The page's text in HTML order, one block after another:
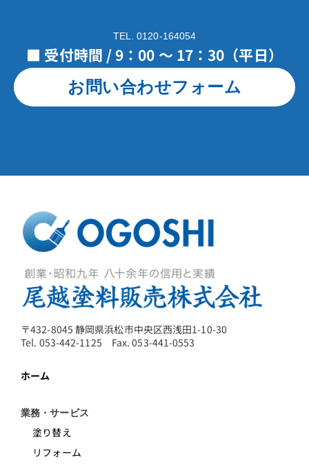
TEL. 0120-164054
■ 受付時間 / 9：00 ～ 17：30（平日）
お問い合わせフォーム
〒432-8045 静岡県浜松市中央区西浅田1-10-30
Tel. 053-442-1125 Fax. 053-441-0553
ホーム
業務・サービス
塗り替え
リフォーム